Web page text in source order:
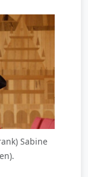
Sabine